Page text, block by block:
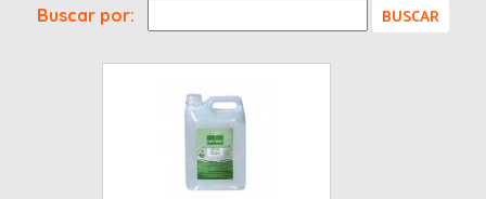
Buscar por: